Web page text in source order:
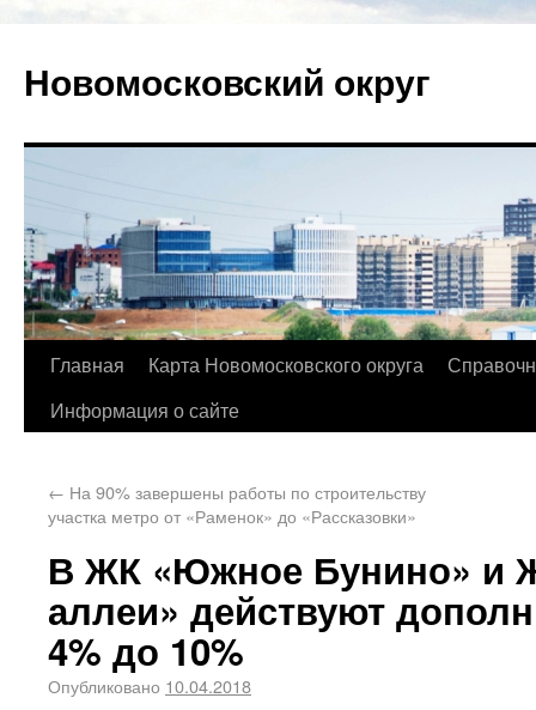
Новомосковский округ
Главная Карта Новомосковского округа
Информация о сайте
← На 90% завершены работы по строительству
участка метро от «Раменок» до «Рассказовки»
В ЖК «Южное Бунино» и
аллеи» действуют
4% до 10%
Опубликовано 10.04.2018